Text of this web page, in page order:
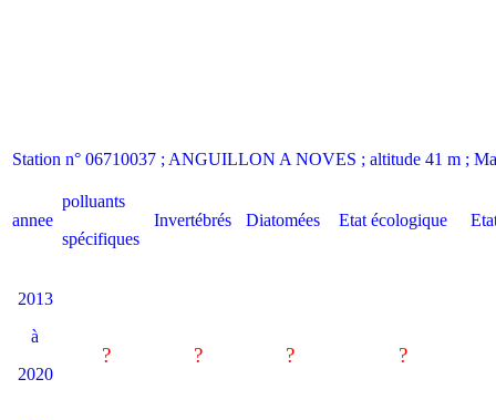
Station n° 06710037 ; ANGUILLON A NOVES ; altitude 41 m ;
annee
polluants
spécifiques
Invertébrés Diatomées Etat écologique
2013
à
2020
? ? ? ?